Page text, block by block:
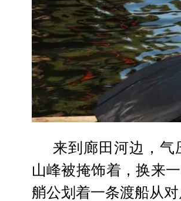
来到廊田河边，
山峰被掩饰着，换来
艄公划着一条渡船从